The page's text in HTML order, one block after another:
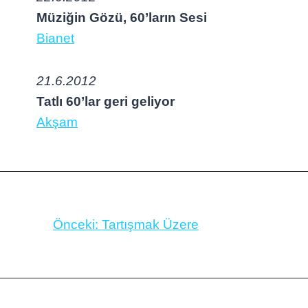
Müziğin Gözü, 60’ların Sesi
Bianet
21.6.2012
Tatlı 60’lar geri geliyor
Akşam
Önceki: Tartışmak Üzere